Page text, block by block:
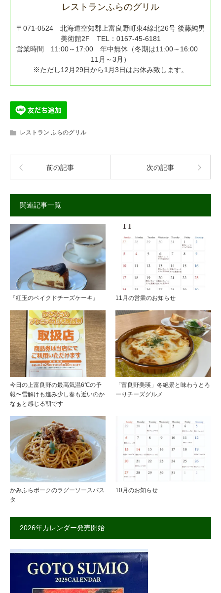
レストランふらのグリル
〒071-0524 北海道空知郡上富良野町東4線北26号 後藤純男
美術館2F TEL：0167-45-6181
営業時間 11:00～17:00 年中無休（冬期は11:00～16:00
11月～3月）
※ただし12月29日から1月3日はお休み致します。
レストラン ふらのグリル
前の記事 次の記事
関連記事一覧
『紅玉のベイクドチーズケーキ』 11月の営業のお知らせ
今日の上富良野の最高気温6℃の予
報〜雪解けも進み少し春も近いのか
なぁと感じる朝です
「富良野美瑛」冬絶景と味わうとろ
ーりチーズグルメ
かみふらポークのラグーソースパス
タ
10月のお知らせ
2026年カレンダー発売開始